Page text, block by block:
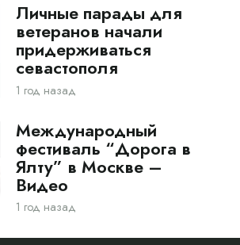
Личные парады для
ветеранов начали
придерживаться
севастополя
1 год назад
Международный
фестиваль “Дорога в
Ялту” в Москве –
Видео
1 год назад